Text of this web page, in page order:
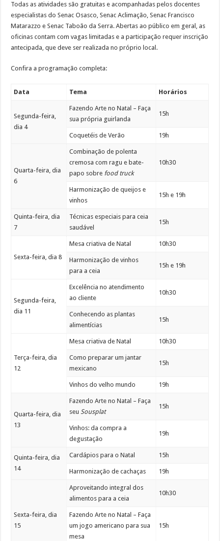
Todas as atividades são gratuitas e acompanhadas pelos docentes
especialistas do Senac Osasco, Senac Aclimação, Senac Francisco
Matarazzo e Senac Taboão da Serra. Abertas ao público em geral, as
oficinas contam com vagas limitadas e a participação requer inscrição
antecipada, que deve ser realizada no próprio local.
Confira a programação completa:
Data Tema Horários
Segunda-feira,
dia 4
Fazendo Arte no Natal – Faça
sua própria guirlanda
15h
Coquetéis de Verão 19h
Quarta-feira, dia
6
Combinação de polenta
cremosa com ragu e bate-
papo sobre food truck
10h30
Harmonização de queijos e
vinhos
15h e 19h
Quinta-feira, dia
7
Técnicas especiais para ceia
saudável
15h
Sexta-feira, dia 8
Mesa criativa de Natal 10h30
Harmonização de vinhos
para a ceia
15h e 19h
Segunda-feira,
dia 11
Excelência no atendimento
ao cliente
10h30
Conhecendo as plantas
alimentícias
15h
Terça-feira, dia
12
Mesa criativa de Natal 10h30
Como preparar um jantar
mexicano
15h
Vinhos do velho mundo 19h
Quarta-feira, dia
13
Fazendo Arte no Natal – Faça
seuSousplat
15h
Vinhos: da compra a
degustação
19h
Quinta-feira, dia
14
Cardápios para o Natal 15h
Harmonização de cachaças 19h
Sexta-feira, dia
15
Aproveitando integral dos
alimentos para a ceia
10h30
Fazendo Arte no Natal – Faça
um jogo americano para sua
mesa
15h